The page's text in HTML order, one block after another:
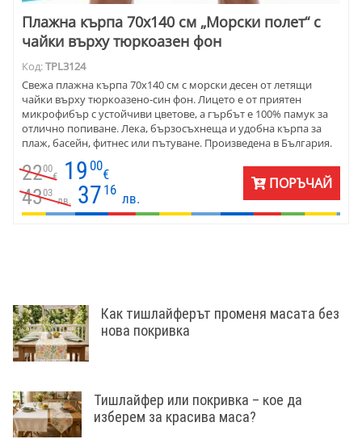
Плажна кърпа 70х140 см „Морски полет“ с
чайки върху тюркоазен фон
Код:TPL3124
Свежа плажна кърпа 70х140 см с морски десен от летящи
чайки върху тюркоазено-син фон. Лицето е от приятен
микрофибър с устойчиви цветове, а гърбът е 100% памук за
отлично попиване. Лека, бързосъхнеща и удобна кърпа за
плаж, басейн, фитнес или пътуване. Произведена в България.
2200
€ 19 00
€
4303
лв. 37 16
лв.
ПОРЪЧАЙ
Как тишлайферът променя масата без
нова покривка
Тишлайфер или покривка – кое да
изберем за красива маса?